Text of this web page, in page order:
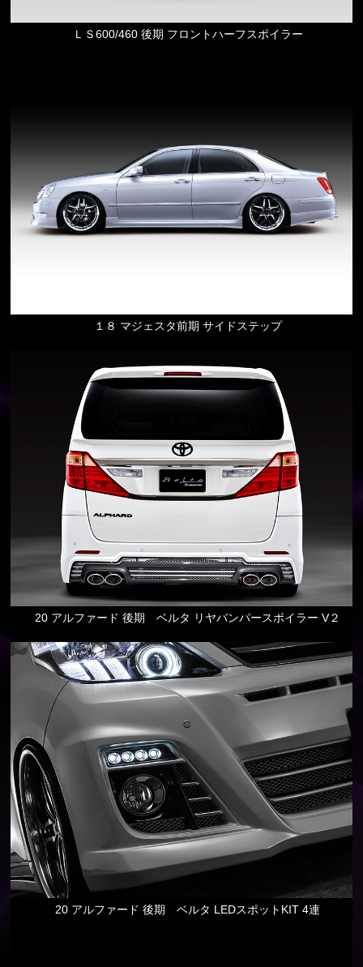
ＬＳ600/460 後期 フロントハーフスポイラー
１８ マジェスタ前期 サイドステップ
20 アルファード 後期 ベルタ リヤバンパースポイラー V２
20 アルファード 後期 ベルタ LEDスポットKIT 4連